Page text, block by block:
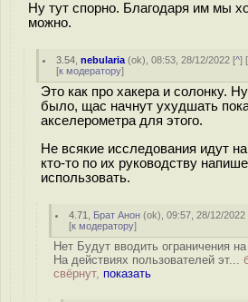
Ну тут спорно. Благодаря им мы
можно.
3.54 ,nebularia (ok), 08:53, 28/12/2022 [^] [
[к модератору]
Это как про хакера и солонку.
было, щас начнут ухудшать
акселерометра для этого.
Не всякие исследования идут
кто-то по их руководству
использовать.
4.71 Брат Анон (ok), 09:57, 28/12/2022
[к модератору]
Нет Будут вводить ограничения
На действиях пользователей эт...
свёрнут, показать